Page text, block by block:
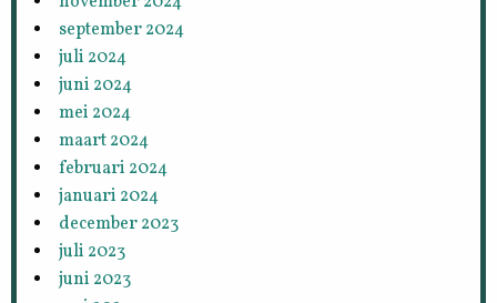
september 2024
juli 2024
juni 2024
mei 2024
maart 2024
februari 2024
januari 2024
december 2023
juli 2023
juni 2023